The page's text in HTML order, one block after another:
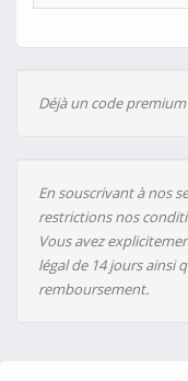
Déjà un code
En souscrivant à nos
restrictions nos
Vous avez
légal de 14 jours ainsi
remboursement.